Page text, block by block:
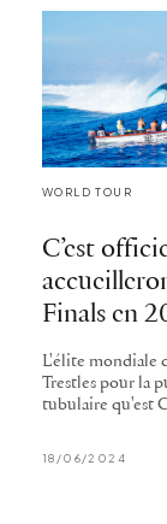
WORLD TOUR
C’est
Finals en
L'élite mondiale
Trestles pour la
tubulaire qu'est
18/06/2024